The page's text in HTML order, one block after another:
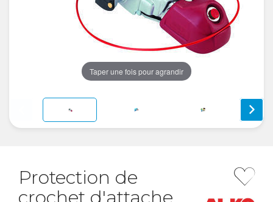
Taper une fois pour agrandir
Protection de
crochet d'attache